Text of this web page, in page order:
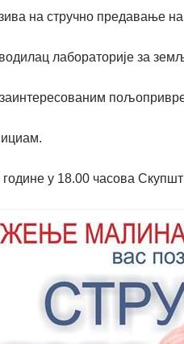
на стручно предавање
лабораторије за
у 18.00 часова